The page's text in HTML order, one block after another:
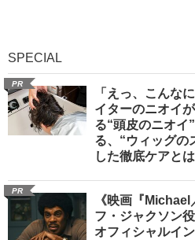
SPECIAL
PR
「えっ、こんな
イターのニオイ
る“頭皮のニオイ
る、“ウィッグの
した徹底ケアとは
PR
《映画『
フ・ジャクソン
オフィシャルイ